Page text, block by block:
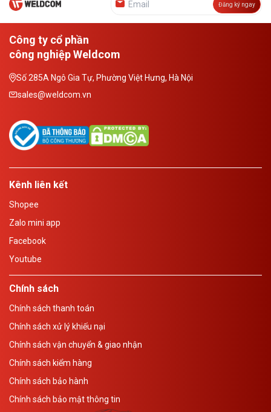
Đăng ký ngay
Công ty cổ phần
công nghiệp Weldcom
Số 285A Ngô Gia Tự, Phường Việt Hưng, Hà Nội
sales@weldcom.vn
Kênh liên kết
Shopee
Zalo mini app
Facebook
Youtube
Chính sách
Chính sách thanh toán
Chính sách xử lý khiếu nại
Chính sách vận chuyển & giao nhận
Chính sách kiểm hàng
Chính sách bảo hành
Chính sách bảo mật thông tin